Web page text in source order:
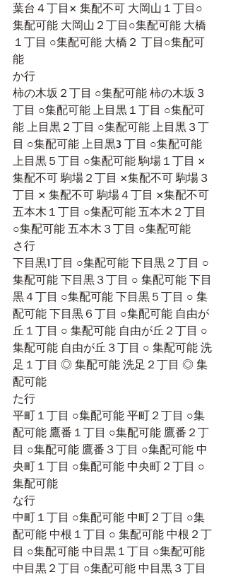
葉台４丁目× 集配不可 大岡山１丁目○
集配可能 大岡山２丁目○集配可能 大橋
１丁目 ○集配可能 大橋２ 丁目○集配可
能
か行
柿の木坂２丁目 ○集配可能 柿の木坂３
丁目 ○集配可能 上目黒１丁目 ○集配可
能 上目黒２丁目 ○集配可能 上目黒３丁
目 ○集配可能 上目黒3 丁目 ○集配可能
上目黒５丁目 ○集配可能 駒場１丁目 ×
集配不可 駒場２丁目 ×集配不可 駒場３
丁目 × 集配不可 駒場４丁目 ×集配不可
五本木１丁目 ○集配可能 五本木２丁目
○集配可能 五本木３丁目 ○集配可能
さ行
下目黒1丁目 ○集配可能 下目黒２丁目 ○
集配可能 下目黒３丁目 ○ 集配可能 下目
黒４丁目 ○集配可能 下目黒５丁目 ○ 集
配可能 下目黒６丁目 ○集配可能 自由が
丘１丁目 ○ 集配可能 自由が丘２丁目 ○
集配可能 自由が丘３丁目 ○ 集配可能 洗
足１丁目 ◎ 集配可能 洗足２丁目 ◎ 集
配可能
た行
平町１丁目 ○集配可能 平町２丁目 ○集
配可能 鷹番１丁目 ○集配可能 鷹番２丁
目 ○集配可能 鷹番３丁目 ○集配可能 中
央町１丁目 ○集配可能 中央町２丁目 ○
集配可能
な行
中町１丁目 ○集配可能 中町２丁目 ○集
配可能 中根１丁目 ○ 集配可能 中根２丁
目 ○集配可能 中目黒１丁目 ○集配可能
中目黒２丁目 ○集配可能 中目黒３丁目